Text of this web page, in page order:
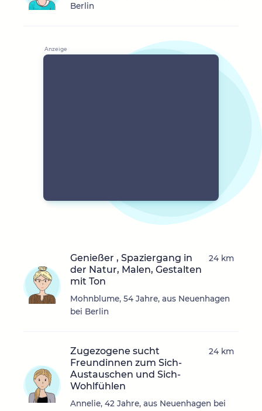
Berlin
Genießer , Spaziergang in
der Natur, Malen, Gestalten
mit Ton
Mohnblume, 54 Jahre, aus Neuenhagen
bei Berlin
24 km
Zugezogene sucht
Freundinnen zum Sich-
Austauschen und Sich-
Wohlfühlen
Annelie, 42 Jahre, aus Neuenhagen bei
24 km